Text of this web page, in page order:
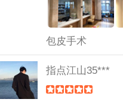
包皮手术
指点江山35***